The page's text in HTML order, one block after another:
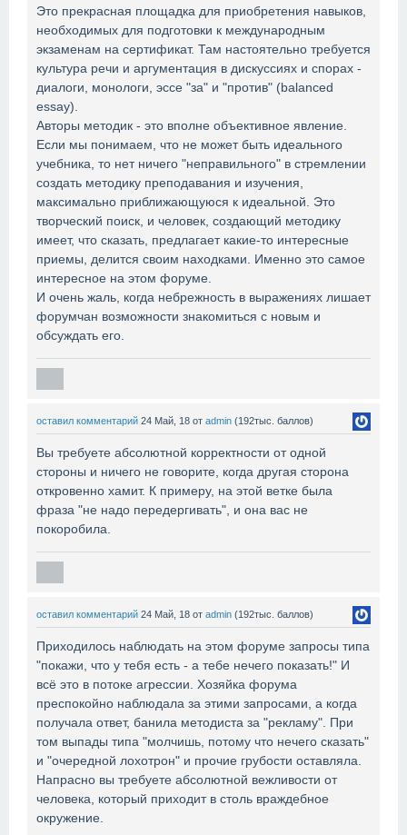
Это прекрасная площадка для приобретения навыков,
необходимых для подготовки к международным
экзаменам на сертификат. Там настоятельно требуется
культура речи и аргументация в дискуссиях и спорах -
диалоги, монологи, эссе "за" и "против" (balanced
essay).
Авторы методик - это вполне объективное явление.
Если мы понимаем, что не может быть идеального
учебника, то нет ничего "неправильного" в стремлении
создать методику преподавания и изучения,
максимально приближающуюся к идеальной. Это
творческий поиск, и человек, создающий методику
имеет, что сказать, предлагает какие-то интересные
приемы, делится своим находками. Именно это самое
интересное на этом форуме.
И очень жаль, когда небрежность в выражениях лишает
форумчан возможности знакомиться с новым и
обсуждать его.
оставил комментарий 24 Май, 18 от admin (192тыс. баллов)
Вы требуете абсолютной корректности от одной
стороны и ничего не говорите, когда другая сторона
откровенно хамит. К примеру, на этой ветке была
фраза "не надо передергивать", и она вас не
покоробила.
оставил комментарий 24 Май, 18 от admin (192тыс. баллов)
Приходилось наблюдать на этом форуме запросы типа
"покажи, что у тебя есть - а тебе нечего показать!" И
всё это в потоке агрессии. Хозяйка форума
преспокойно наблюдала за этими запросами, а когда
получала ответ, банила методиста за "рекламу". При
том выпады типа "молчишь, потому что нечего сказать"
и "очередной лохотрон" и прочие грубости оставляла.
Напрасно вы требуете абсолютной вежливости от
человека, который приходит в столь враждебное
окружение.